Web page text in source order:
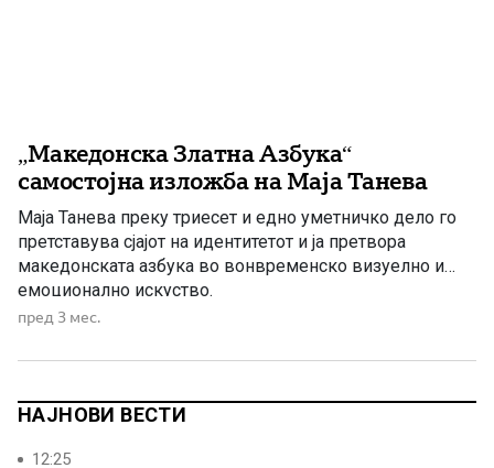
„Македонска Златна Азбука“
самостојна изложба на Мaја Танева
Маја Танева преку триесет и едно уметничко дело го
претставува сјајот на идентитетот и ја претвора
македонската азбука во вонвременско визуелно и
емоционално искуство.
пред 3 мес.
НАЈНОВИ ВЕСТИ
12:25